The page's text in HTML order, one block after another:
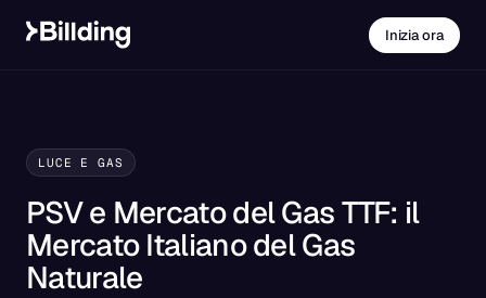
Inizia ora
LUCE E GAS
PSV e Mercato del Gas TTF: il
Mercato Italiano del Gas
Naturale